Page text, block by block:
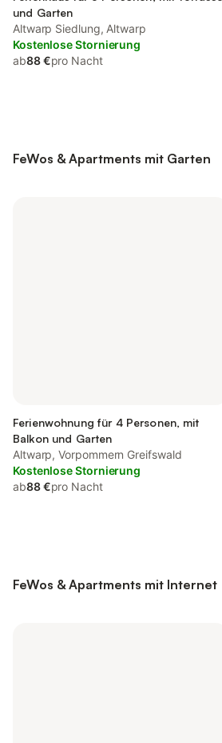
und Garten
Altwarp Siedlung, Altwarp
Kostenlose Stornierung
ab88 €pro Nacht
FeWos & Apartments mit Garten
Ferienwohnung für 4 Personen, mit
Balkon und Garten
Altwarp, Vorpommern Greifswald
Kostenlose Stornierung
ab88 €pro Nacht
FeWos & Apartments mit Internet